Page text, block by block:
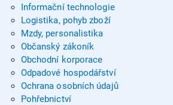
Informační technologie
Logistika, pohyb zboží
Mzdy, personalistika
Občanský zákoník
Obchodní korporace
Odpadové hospodářství
Ochrana osobních údajů
Pohřebnictví